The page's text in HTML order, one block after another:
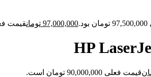
97,000,000 تومانقیمت فعلی 97,000,000
قیمت فعلی 90,000,000 تومان است.